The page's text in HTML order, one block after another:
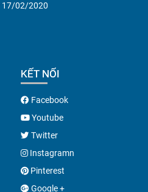
17/02/2020
KẾT NỐI
Facebook
Youtube
Twitter
Instagramn
Pinterest
Google +